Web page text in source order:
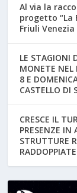
Al via la
progetto “La
Friuli Venezia
LE STAGIONI
MONETE NEL
8 E
CASTELLO DI
CRESCE IL
PRESENZE IN
STRUTTURE
RADDOPPIATE